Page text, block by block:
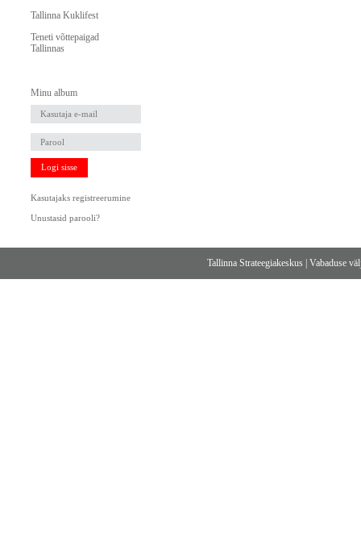
Tallinna Kuklifest
Teneti võttepaigad
Tallinnas
Minu album
Logi sisse
Kasutajaks registreerumine
Unustasid parooli?
Tallinna Strateegiakeskus |Vabaduse